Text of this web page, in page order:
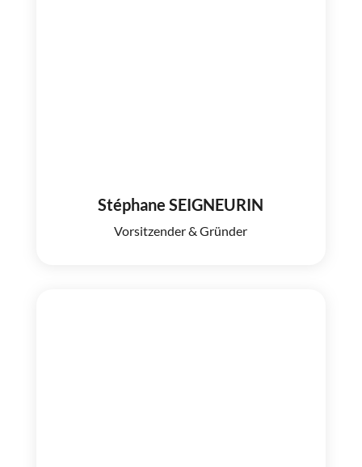
Stéphane SEIGNEURIN
Vorsitzender & Gründer